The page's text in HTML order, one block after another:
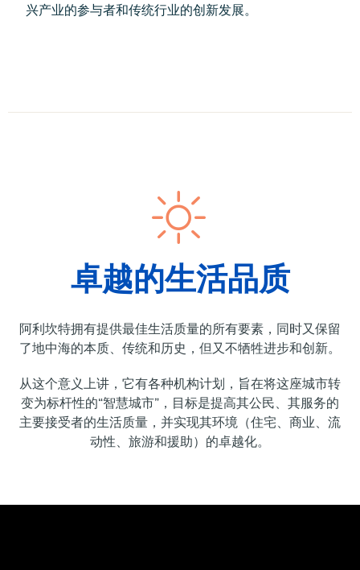
兴产业的参与者和传统行业的创新发展。
卓越的生活品质
阿利坎特拥有提供最佳生活质量的所有要素，同时又保留
了地中海的本质、传统和历史，但又不牺牲进步和创新。
从这个意义上讲，它有各种机构计划，旨在将这座城市转
变为标杆性的“智慧城市”，目标是提高其公民、其服务的
主要接受者的生活质量，并实现其环境（住宅、商业、流
动性、旅游和援助）的卓越化。